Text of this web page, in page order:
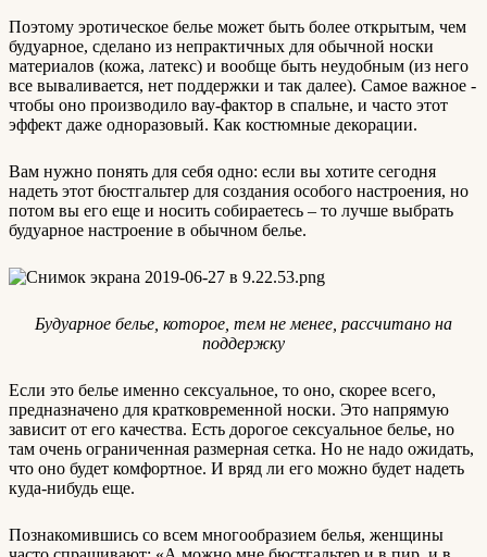
Поэтому эротическое белье может быть более открытым, чем
будуарное, сделано из непрактичных для обычной носки
материалов (кожа, латекс) и вообще быть неудобным (из него
все вываливается, нет поддержки и так далее). Самое важное -
чтобы оно производило вау-фактор в спальне, и часто этот
эффект даже одноразовый. Как костюмные декорации.
Вам нужно понять для себя одно: если вы хотите сегодня
надеть этот бюстгальтер для создания особого настроения, но
потом вы его еще и носить собираетесь – то лучше выбрать
будуарное настроение в обычном белье.
Будуарное белье, которое, тем не менее, рассчитано на
поддержку
Если это белье именно сексуальное, то оно, скорее всего,
предназначено для кратковременной носки. Это напрямую
зависит от его качества. Есть дорогое сексуальное белье, но
там очень ограниченная размерная сетка. Но не надо ожидать,
что оно будет комфортное. И вряд ли его можно будет надеть
куда-нибудь еще.
Познакомившись со всем многообразием белья, женщины